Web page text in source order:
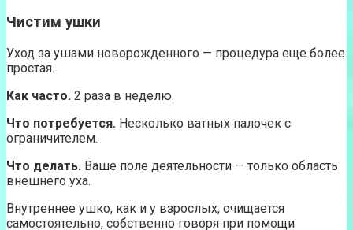
Чистим ушки
Уход за ушами новорожденного — процедура еще более
простая.
Как часто. 2 раза в неделю.
Что потребуется. Несколько ватных палочек с
ограничителем.
Что делать. Ваше поле деятельности — только область
внешнего уха.
Внутреннее ушко, как и у взрослых, очищается
самостоятельно, собственно говоря при помощи